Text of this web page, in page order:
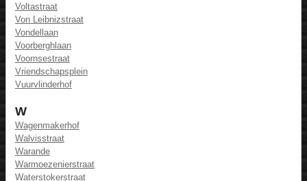
Voltastraat
Von Leibnizstraat
Vondellaan
Voorberghlaan
Voornsestraat
Vriendschapsplein
Vuurvlinderhof
W
Wagenmakerhof
Walvisstraat
Warande
Warmoezenierstraat
Waterstokerstraat